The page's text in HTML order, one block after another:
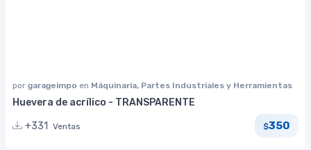
por garageimpo en Máquinaria, Partes Industriales y Herramientas
Huevera de acrílico - TRANSPARENTE
+331
Ventas $350